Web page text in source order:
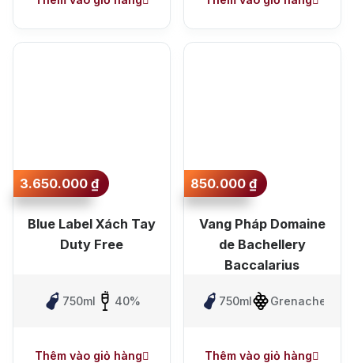
+ Nhà cung cấp uy tín
3.650.000₫
Blue Label Xách Tay
Duty Free
750ml 40%
Thêm vào giỏ hàng
850.000₫
Vang Pháp Domaine
de Bachellery
Baccalarius
750ml Grenache
Thêm vào giỏ hàng